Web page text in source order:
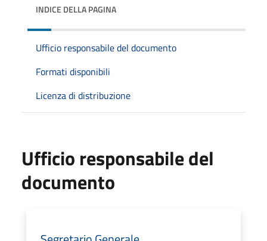
INDICE DELLA PAGINA
Ufficio responsabile del documento
Formati disponibili
Licenza di distribuzione
Ufficio responsabile del
documento